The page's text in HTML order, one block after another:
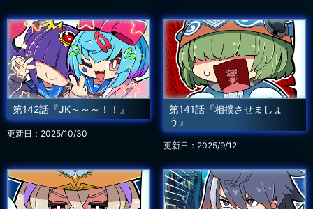
第142話『JK～～～！！』
更新日：2025/10/30
第141話『相撲させましょ
う』
更新日：2025/9/12